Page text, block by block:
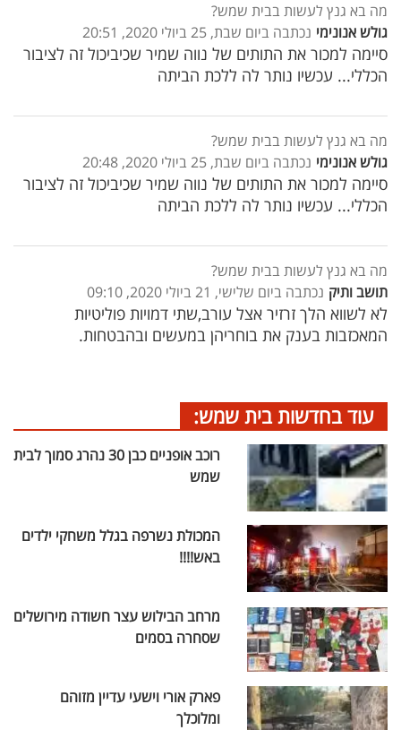
מה בא גנץ לעשות בבית שמש?
גולש אנונימי נכתבה ביום שבת, 25 ביולי 2020, 20:51
סיימה למכור את התותים של נווה שמיר שכיביכול זה לציבור
הכללי... עכשיו נותר לה ללכת הביתה
מה בא גנץ לעשות בבית שמש?
גולש אנונימי נכתבה ביום שבת, 25 ביולי 2020, 20:48
סיימה למכור את התותים של נווה שמיר שכיביכול זה לציבור
הכללי... עכשיו נותר לה ללכת הביתה
מה בא גנץ לעשות בבית שמש?
תושב ותיק נכתבה ביום שלישי, 21 ביולי 2020, 09:10
לא לשווא הלך זרזיר אצל עורב,שתי דמויות פוליטיות
המאכזבות בענק את בוחריהן במעשים ובהבטחות.
עוד בחדשות בית שמש:
רוכב אופניים כבן 30 נהרג סמוך לבית
שמש
המכולת נשרפה בגלל משחקי ילדים
באש!!!!
מרחב הבילוש עצר חשודה מירושלים
שסחרה בסמים
פארק אורי וישעי עדיין מזוהם
ומלוכלך